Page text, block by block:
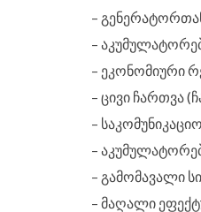
–
–
– ეკონომიური
– ცივი ჩართვა
–
–
– გამომავალი
– მაღალი